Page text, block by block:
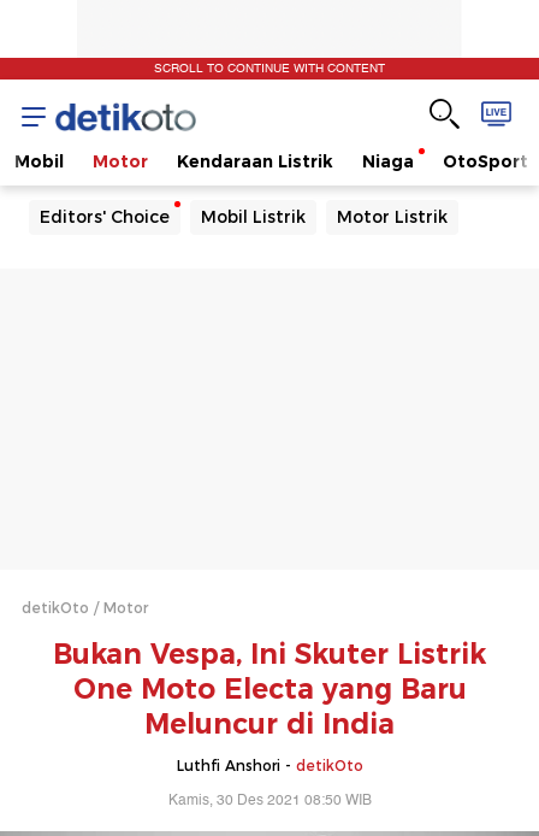
SCROLL TO CONTINUE WITH CONTENT
Mobil Motor Kendaraan Listrik Niaga OtoSport
Editors' Choice Mobil Listrik Motor Listrik
detikOto Motor
Bukan Vespa, Ini Skuter Listrik
One Moto Electa yang Baru
Meluncur di India
Luthfi Anshori - detikOto
Kamis, 30 Des 2021 08:50 WIB